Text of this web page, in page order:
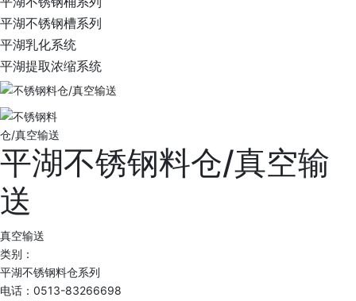
平湖不锈钢槽系列
平湖乳化系统
平湖提取浓缩系统
平湖不锈钢料仓/真空输
送
真空输送
类别：
平湖不锈钢料仓系列
电话：0513-83266698